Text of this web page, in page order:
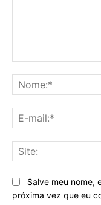
Salve meu nome,
próxima vez que eu